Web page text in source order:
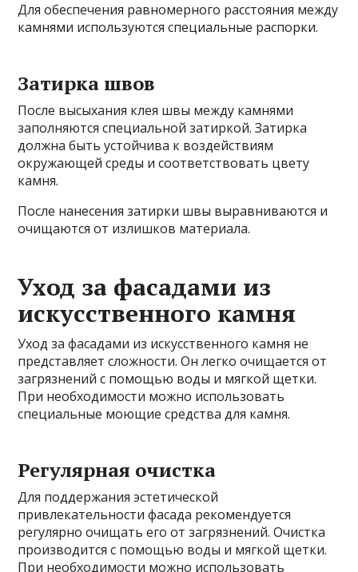
Для обеспечения равномерного расстояния между
камнями используются специальные распорки.
Затирка швов
После высыхания клея швы между камнями
заполняются специальной затиркой. Затирка
должна быть устойчива к воздействиям
окружающей среды и соответствовать цвету
камня.
После нанесения затирки швы выравниваются и
очищаются от излишков материала.
Уход за фасадами из
искусственного камня
Уход за фасадами из искусственного камня не
представляет сложности. Он легко очищается от
загрязнений с помощью воды и мягкой щетки.
При необходимости можно использовать
специальные моющие средства для камня.
Регулярная очистка
Для поддержания эстетической
привлекательности фасада рекомендуется
регулярно очищать его от загрязнений. Очистка
производится с помощью воды и мягкой щетки.
При необходимости можно использовать